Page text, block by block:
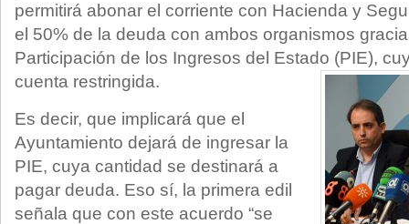
permitirá abonar el corriente con Hacienda y
el 50% de la deuda con ambos organismos
Participación de los Ingresos del Estado (PIE),
cuenta restringida.
Es decir, que implicará que el
Ayuntamiento dejará de ingresar la
PIE, cuya cantidad se destinará a
pagar deuda. Eso sí, la primera edil
señala que con este acuerdo “se